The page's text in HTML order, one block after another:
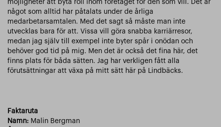
möjligheter att byta roll inom företaget för den som vill. Det är
något som alltid har påtalats under de årliga
medarbetarsamtalen. Med det sagt så måste man inte
utvecklas bara för att. Vissa vill göra snabba karriärresor,
medan jag själv till exempel inte byter spår i onödan och
behöver god tid på mig. Men det är också det fina här, det
finns plats för båda sätten. Jag har verkligen fått alla
förutsättningar att växa på mitt sätt här på Lindbäcks.
Faktaruta
Namn: Malin Bergman